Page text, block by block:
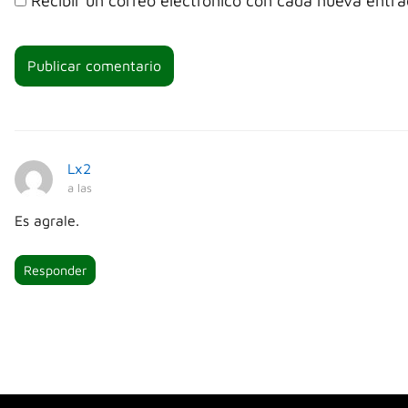
Lx2
a las
Es agrale.
Responder